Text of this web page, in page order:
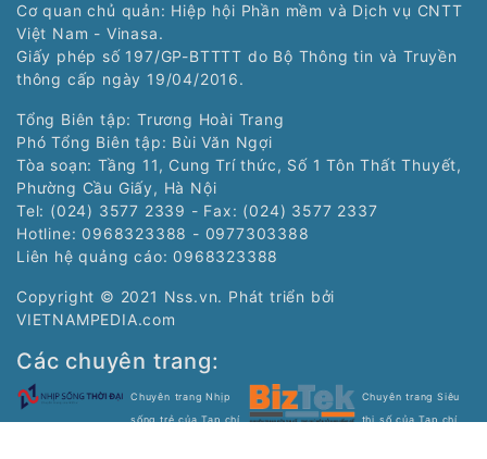
Cơ quan chủ quản: Hiệp hội Phần mềm và Dịch vụ CNTT
Việt Nam - Vinasa.
Giấy phép số 197/GP-BTTTT do Bộ Thông tin và Truyền
thông cấp ngày 19/04/2016.
Tổng Biên tập: Trương Hoài Trang
Phó Tổng Biên tập: Bùi Văn Ngợi
Tòa soạn: Tầng 11, Cung Trí thức, Số 1 Tôn Thất Thuyết,
Phường Cầu Giấy, Hà Nội
Tel: (024) 3577 2339 - Fax: (024) 3577 2337
Hotline: 0968323388 - 0977303388
Liên hệ quảng cáo: 0968323388
Copyright © 2021 Nss.vn. Phát triển bởi
VIETNAMPEDIA.com
Các chuyên trang:
Chuyên trang Nhịp
sống trẻ của Tạp chí
Chuyên trang Siêu
thị số của Tạp chí